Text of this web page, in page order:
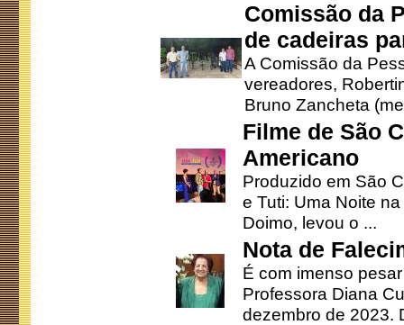
Comissão da
de cadeiras
A Comissão da
vereadores,
Bruno Zancheta
Filme de São
Americano
Produzido em São
e Tuti: Uma Noite
Doimo, levou o ...
Nota de
É com imenso
Professora Diana
dezembro de 2023.